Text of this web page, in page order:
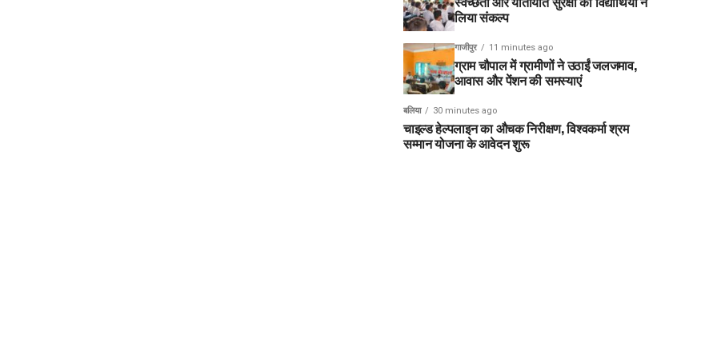
लिया संकल्प
गाजीपुर 11 minutes ago
ग्राम चौपाल में ग्रामीणों ने उठाईं जलजमाव,
आवास और पेंशन की समस्याएं
बलिया 30 minutes ago
चाइल्ड हेल्पलाइन का औचक निरीक्षण, विश्वकर्मा श्रम
सम्मान योजना के आवेदन शुरू